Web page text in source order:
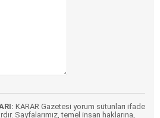
KARAR Gazetesi yorum sütunları ifade
Sayfalarımız, temel insan haklarına,